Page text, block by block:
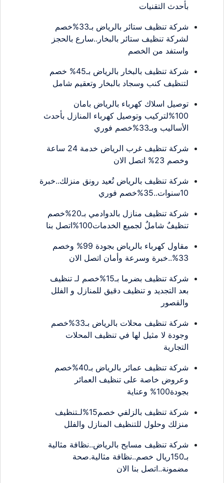
بأحدث التقنيات
شركة تنظيف ستائر بالرياض بـ33%خصم
لشركة تنظيف ستائر بالبخار..سارع بالحجز
واستفد من الخصم
شركة تنظيف بالبخار بالرياض بـ45% خصم
لتنظيف كنب وسجاد بالبخار وتعقيم شامل
توصيل اسلاك كهرباء بالرياض بامان
100%لتركيب وتوصيل كهرباء المنازل بأحدث
الأساليب وبـ33%خصم فوري
شركة تنظيف غرب الرياض خدمة 24 ساعة
وخصم 23% اتصل الان
شركة تنظيف بالرياض تُعيد رونق منزلك..خبرة
10سنوات..35%خصم فوري
شركة تنظيف منازل بالدوادمي بـ20%خصم
تنظيفٌ شاملٌ لجميع الخدمات100%اتصل بنا
مقاول كهرباء بالرياض بجودة 99% وخصم
33%..خبرة وسرعة وأمان اتصل الان
شركة تنظيف بضرما بـ15%خصم لـ تنظيف
بعد التجديد و تنظيف دقيق للمنازل و الفلل
والقصور
شركة تنظيف محلات بالرياض بـ33%خصم
وجودة لا مثيل لها في تنظيف المحلات
التجارية
شركة تنظيف عمائر بالرياض بـ40%خصم
وعروض خاصة على تنظيف العمائر
بجودة100% وعناية
شركة تنظيف بالزلفي خصم15%لـتنظيف
منزلك وحلول للتنظيف المنازل والفلل
شركة تنظيف مسابح بالرياض..نظافة مثالية
بـ150ريال خصم..نظافة مثالية.صحة
مضمونة..اتصل بنا الان